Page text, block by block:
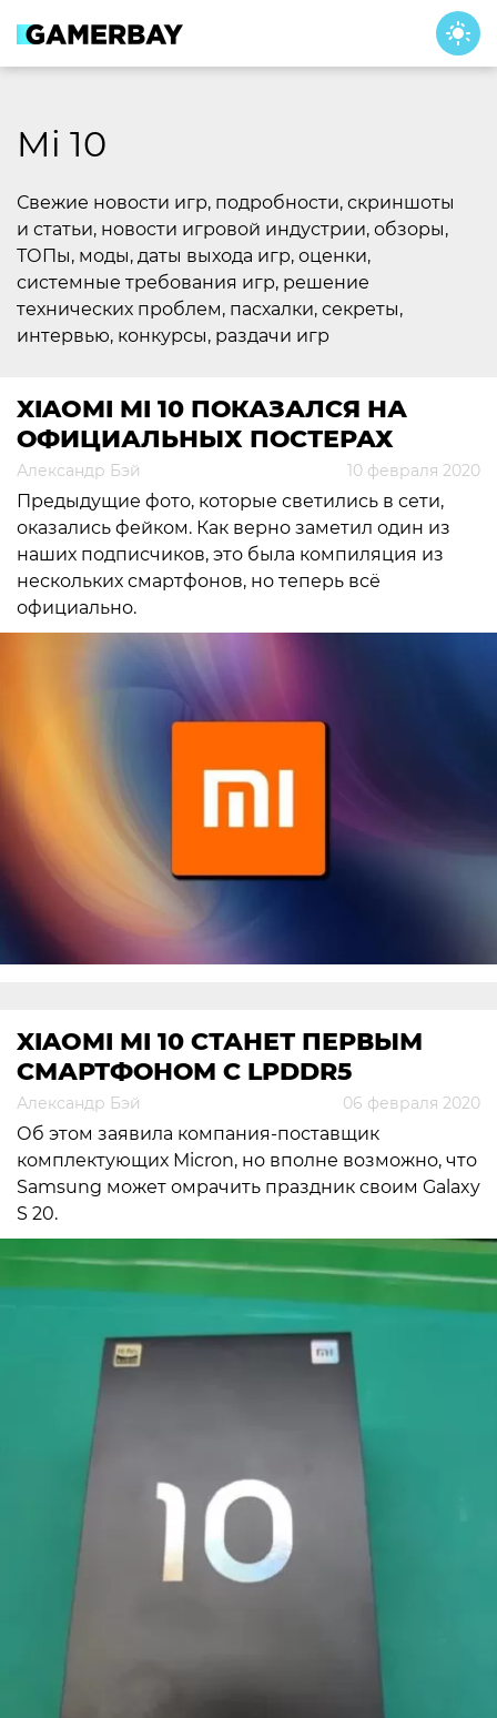
content
Mi 10
Свежие новости игр, подробности, скриншоты
и статьи, новости игровой индустрии, обзоры,
ТОПы, моды, даты выхода игр, оценки,
системные требования игр, решение
технических проблем, пасхалки, секреты,
интервью, конкурсы, раздачи игр
XIAOMI MI 10 ПОКАЗАЛСЯ НА
ОФИЦИАЛЬНЫХ ПОСТЕРАХ
Александр Бэй 10 февраля 2020
Предыдущие фото, которые светились в сети,
оказались фейком. Как верно заметил один из
наших подписчиков, это была компиляция из
нескольких смартфонов, но теперь всё
официально.
XIAOMI MI 10 СТАНЕТ ПЕРВЫМ
СМАРТФОНОМ С LPDDR5
Александр Бэй 06 февраля 2020
Об этом заявила компания-поставщик
комплектующих Micron, но вполне возможно, что
Samsung может омрачить праздник своим Galaxy
S 20.